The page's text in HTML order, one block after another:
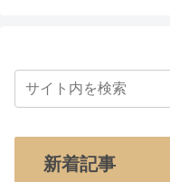
新着記事